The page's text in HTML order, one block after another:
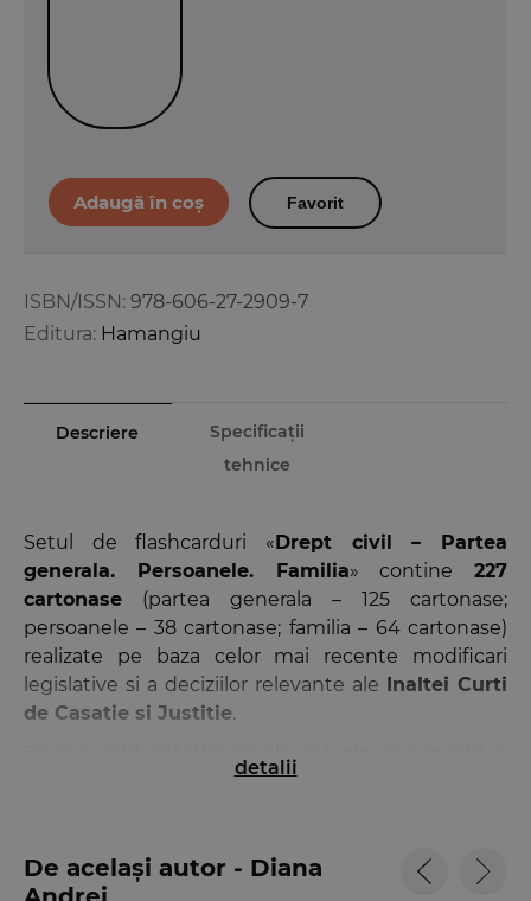
ISBN/ISSN: 978-606-27-2909-7
Editura: Hamangiu
Favorit
Descriere
Specificații
tehnice
Setul de flashcarduri «Drept civil – Partea
generala. Persoanele. Familia» contine 227
cartonase (partea generala – 125 cartonase;
persoanele – 38 cartonase; familia – 64 cartonase)
realizate pe baza celor mai recente modificari
legislative si a deciziilor relevante ale Inaltei Curti
de Casatie si Justitie.
notiune sau o institutie fundamentala a dreptului
comunitatii legale si obligatia de intretinere.
detalii
De același autor - Diana